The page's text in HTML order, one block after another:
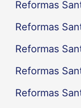
Reformas
Reformas
Reformas
Reformas
Reformas